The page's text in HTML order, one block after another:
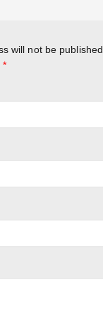
will not be published.
*